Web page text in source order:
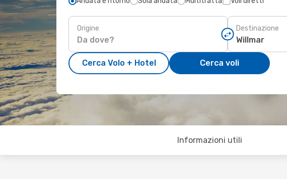
Origine Destinazione
Cerca Volo + Hotel Cerca voli
Informazioni utili